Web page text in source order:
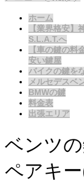
ホーム
【業界格安
S.L.A.T.へ
【車の鍵の
安い鍵屋
バイクの鍵を
メルセデスベ
BMWの鍵
料金表
出張エリア
ベンツ
ペアキ